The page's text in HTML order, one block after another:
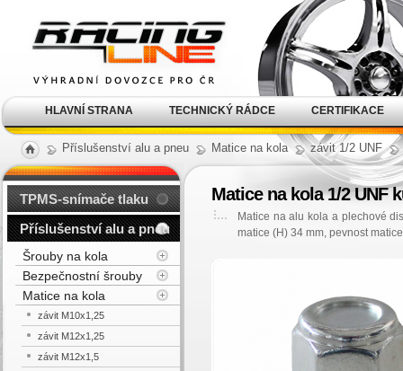
Příslušenství alu a pneu Matice na kola závit 1/2 UNF
Matice na kola 1/2 UNF
Matice na alu kola a plechové
matice (H) 34 mm, pevnost
TPMS-snímače tlaku
Příslušenství alu a pneu
Šrouby na kola
Bezpečnostní šrouby
Matice na kola
závit M10x1,25
závit M12x1,25
závit M12x1,5
kola Racing Line
HLAVNÍ STRANA TECHNICKÝ RÁDCE CERTIFIKACE